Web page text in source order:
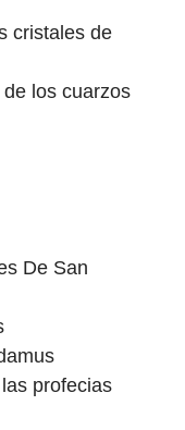
cristales de
los cuarzos
De San
profecias